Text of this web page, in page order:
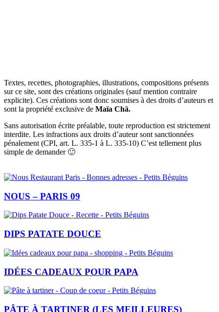
Textes, recettes, photographies, illustrations, compositions présents
sur ce site, sont des créations originales (sauf mention contraire
explicite). Ces créations sont donc soumises à des droits d’auteurs et
sont la propriété exclusive de Maïa Chä.
Sans autorisation écrite préalable, toute reproduction est strictement
interdite. Les infractions aux droits d’auteur sont sanctionnées
pénalement (CPI, art. L. 335-1 à L. 335-10) C’est tellement plus
simple de demander 🙂
NOUS – PARIS 09
DIPS PATATE DOUCE
IDÉES CADEAUX POUR PAPA
PÂTE À TARTINER (LES MEILLEURES)